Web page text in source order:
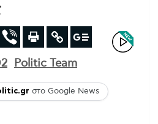
Politic Team
στο Google News